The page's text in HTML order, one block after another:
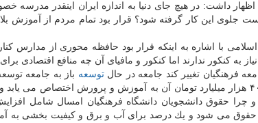
داشت: در هیچ جای دنیا به اندازه ایران اینقدر
جلوی این كار گرفته شود؟ قرار بود تمام مردم از آموزش
با اشاره به اینكه قرار بود حافظه محوری از مدارس
فرهنگیان تغییر كند جامعه در حالتوسعه باز به جامعه
می شود و یك درصد برای آب و برق و كیفیت بخشی به